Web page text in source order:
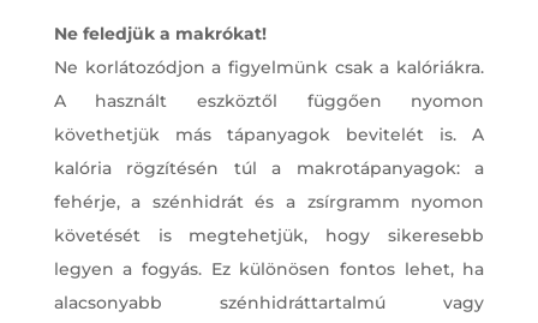
Ne feledjük a makrókat!
Ne korlátozódjon a figyelmünk csak a kalóriákra.
A használt eszköztől függően nyomon
követhetjük más tápanyagok bevitelét is. A
kalória rögzítésén túl a makrotápanyagok: a
fehérje, a szénhidrát és a zsírgramm nyomon
követését is megtehetjük, hogy sikeresebb
legyen a fogyás. Ez különösen fontos lehet, ha
alacsonyabb szénhidráttartalmú vagy